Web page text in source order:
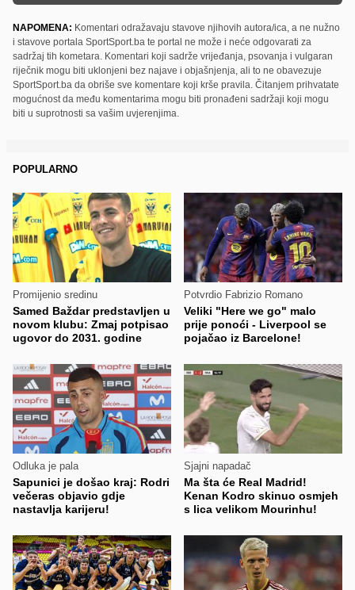
NAPOMENA: Komentari odražavaju stavove njihovih autora/ica, a ne nužno
i stavove portala SportSport.ba te portal ne može i neće odgovarati za
sadržaj tih kometara. Komentari koji sadrže vrijeđanja, psovanja i vulgaran
riječnik mogu biti uklonjeni bez najave i objašnjenja, ali to ne obavezuje
SportSport.ba da obriše sve komentare koji krše pravila. Čitanjem prihvatate
mogućnost da među komentarima mogu biti pronađeni sadržaji koji mogu
biti u suprotnosti sa vašim uvjerenjima.
POPULARNO
Promijenio sredinu
Samed Baždar predstavljen u
novom klubu: Zmaj potpisao
ugovor do 2031. godine
Potvrdio Fabrizio Romano
Veliki "Here we go" malo
prije ponoći - Liverpool se
pojačao iz Barcelone!
Odluka je pala
Sapunici je došao kraj: Rodri
večeras objavio gdje
nastavlja karijeru!
Sjajni napadač
Ma šta će Real Madrid!
Kenan Kodro skinuo osmjeh
s lica velikom Mourinhu!